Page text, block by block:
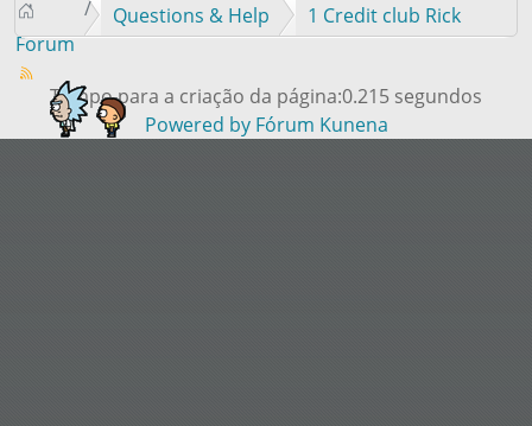
Forum
Questions & Help 1 Credit club Rick
Tempo para a criação da página:0.215 segundos
Powered by Fórum Kunena